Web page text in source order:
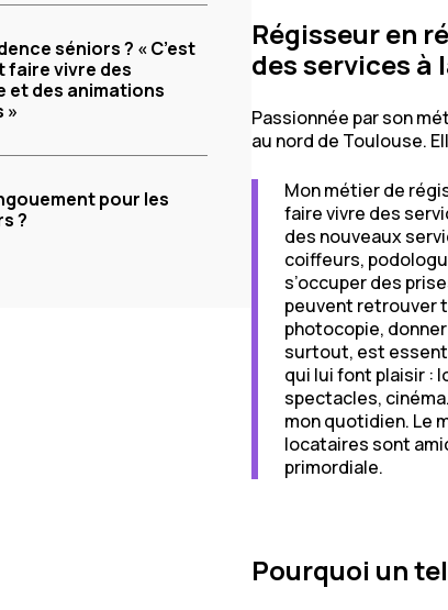
séniors ? « C’est
faire vivre des
et des animations
»
pour les
?
Régisseur en
des services à
Passionnée par son
au nord de Toulouse.
Mon métier de
faire vivre des
des nouveaux
coiffeurs,
s’occuper des
peuvent retrouver
photocopie,
surtout, est
qui lui font plaisir :
spectacles,
mon quotidien. Le
locataires sont
primordiale.
Pourquoi un